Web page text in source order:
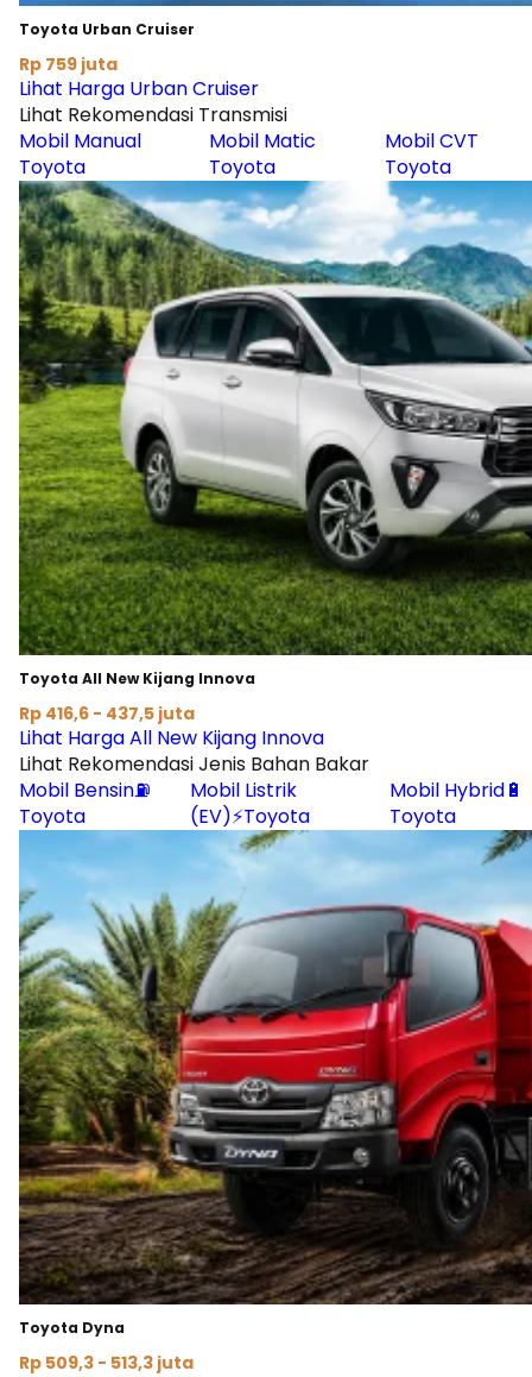
Toyota Urban Cruiser
Rp 759 juta
Lihat Harga Urban Cruiser
Lihat Rekomendasi Transmisi
Mobil Manual
Toyota
Mobil Matic
Toyota
Mobil CVT
Toyota
Toyota All New Kijang Innova
Rp 416,6 - 437,5 juta
Lihat Harga All New Kijang Innova
Lihat Rekomendasi Jenis Bahan Bakar
Mobil Bensin⛽
Toyota
Mobil Listrik
(EV)⚡Toyota
Mobil Hybrid🔋
Toyota
Toyota Dyna
Rp 509,3 - 513,3 juta